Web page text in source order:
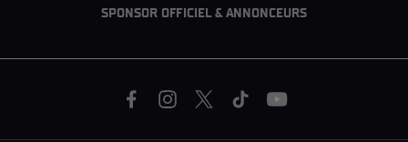
SPONSOR OFFICIEL & ANNONCEURS